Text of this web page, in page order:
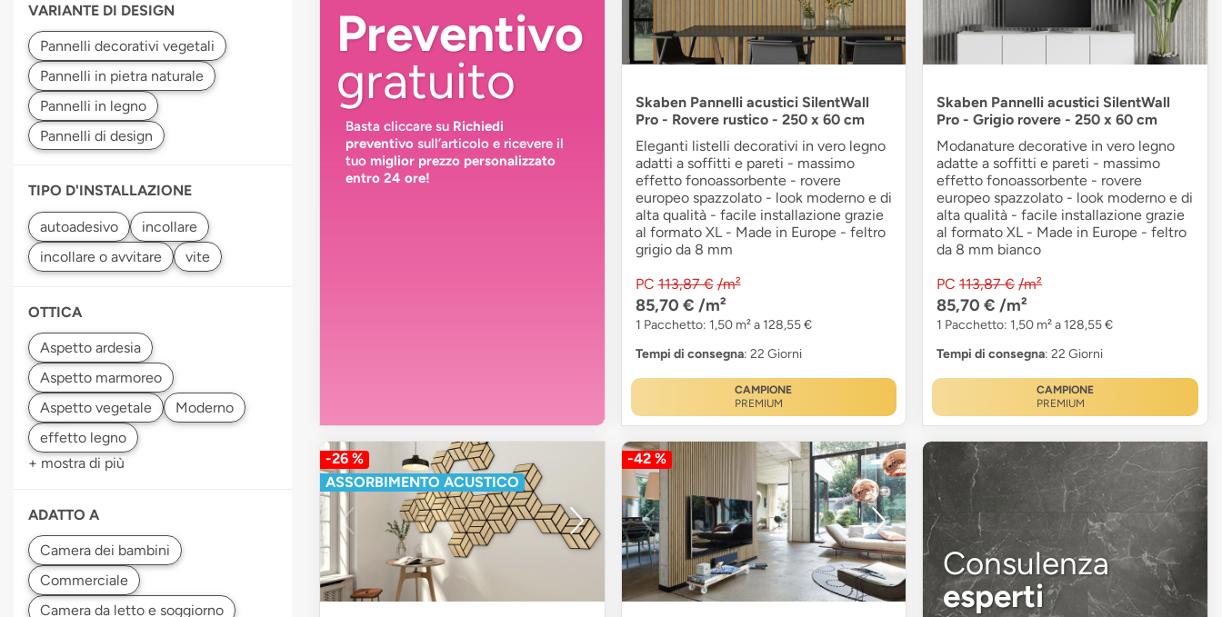
VARIANTE DI DESIGN
TIPO D'INSTALLAZIONE
OTTICA
+ mostra di più
ADATTO A
Preventivo
gratuito
Basta cliccare su Richiedi
preventivo sull’articolo e ricevere il
tuomiglior prezzo personalizzato
entro 24 ore!
Skaben Pannelli acustici SilentWall
Pro - Rovere rustico - 250 x 60 cm
Eleganti listelli decorativi in vero legno
adatti a soffitti e pareti - massimo
effetto fonoassorbente - rovere
europeo spazzolato - look moderno e di
alta qualità - facile installazione grazie
al formato XL - Made in Europe - feltro
grigio da 8 mm
PC 113,87 € /m²
85,70 € /m²
1 Pacchetto: 1,50 m² a 128,55 €
Tempi di consegna: 22 Giorni
CAMPIONE
PREMIUM
Skaben Pannelli acustici SilentWall
Pro - Grigio rovere - 250 x 60 cm
Modanature decorative in vero legno
adatte a soffitti e pareti - massimo
effetto fonoassorbente - rovere
europeo spazzolato - look moderno e di
alta qualità - facile installazione grazie
al formato XL - Made in Europe - feltro
da 8 mm bianco
PC 113,87 € /m²
85,70 € /m²
1 Pacchetto: 1,50 m² a 128,55 €
Tempi di consegna: 22 Giorni
CAMPIONE
PREMIUM
-26 %
ASSORBIMENTO ACUSTICO
-42 %
Consulenza
esperti